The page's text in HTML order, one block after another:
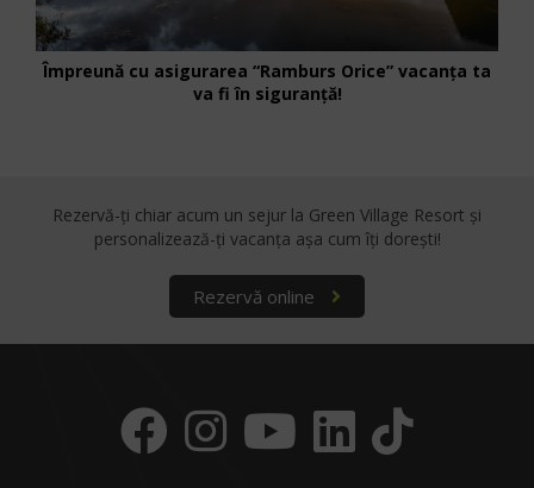
Împreună cu asigurarea “Ramburs Orice” vacanța ta
va fi în siguranță!
Rezervă-ți chiar acum un sejur la Green Village Resort și
personalizează-ți vacanța așa cum îți dorești!
Rezervă online